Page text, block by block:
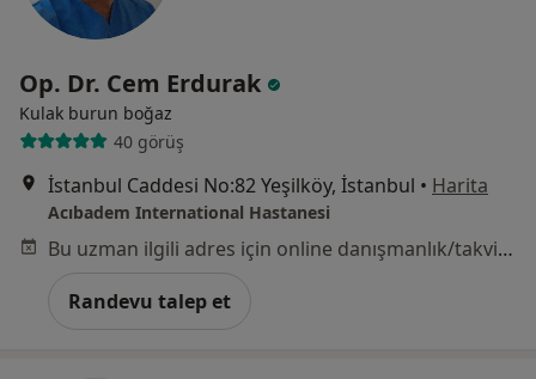
Op. Dr. Cem Erdurak
Kulak burun boğaz
40 görüş
İstanbul Caddesi No:82 Yeşilköy, İstanbul • Harita
Acıbadem International Hastanesi
Bu uzman ilgili adres için online danışmanlık/takvim sunmuyor.
Randevu talep et